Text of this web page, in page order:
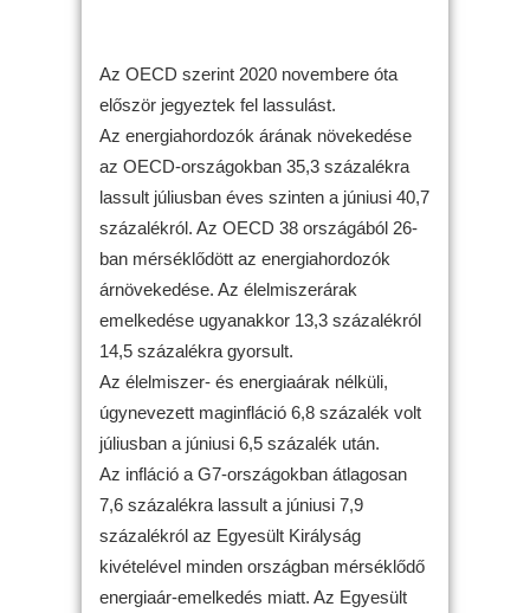
Az OECD szerint 2020 novembere óta
először jegyeztek fel lassulást.
Az energiahordozók árának növekedése
az OECD-országokban 35,3 százalékra
lassult júliusban éves szinten a júniusi 40,7
százalékról. Az OECD 38 országából 26-
ban mérséklődött az energiahordozók
árnövekedése. Az élelmiszerárak
emelkedése ugyanakkor 13,3 százalékról
14,5 százalékra gyorsult.
Az élelmiszer- és energiaárak nélküli,
úgynevezett maginfláció 6,8 százalék volt
júliusban a júniusi 6,5 százalék után.
Az infláció a G7-országokban átlagosan
7,6 százalékra lassult a júniusi 7,9
százalékról az Egyesült Királyság
kivételével minden országban mérséklődő
energiaár-emelkedés miatt. Az Egyesült